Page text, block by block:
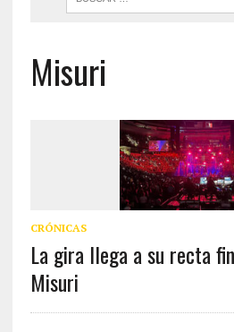
Misuri
CRÓNICAS
La gira llega a su recta
Misuri